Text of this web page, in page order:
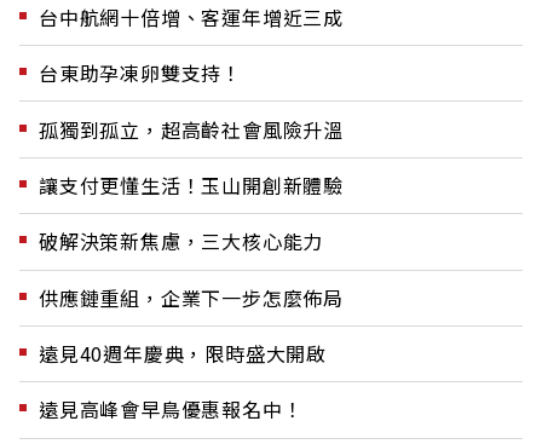
台中航網十倍增、客運年增近三成
台東助孕凍卵雙支持！
孤獨到孤立，超高齡社會風險升溫
讓支付更懂生活！玉山開創新體驗
破解決策新焦慮，三大核心能力
供應鏈重組，企業下一步怎麼佈局
遠見40週年慶典，限時盛大開啟
遠見高峰會早鳥優惠報名中！